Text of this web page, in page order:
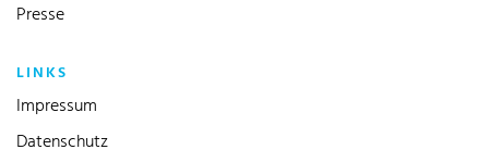
Presse
LINKS
Impressum
Datenschutz